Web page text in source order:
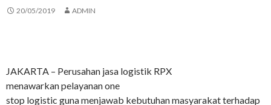
20/05/2019 ADMIN
JAKARTA – Perusahan jasa logistik RPX
menawarkan pelayanan one
stop logistic guna menjawab kebutuhan masyarakat terhadap